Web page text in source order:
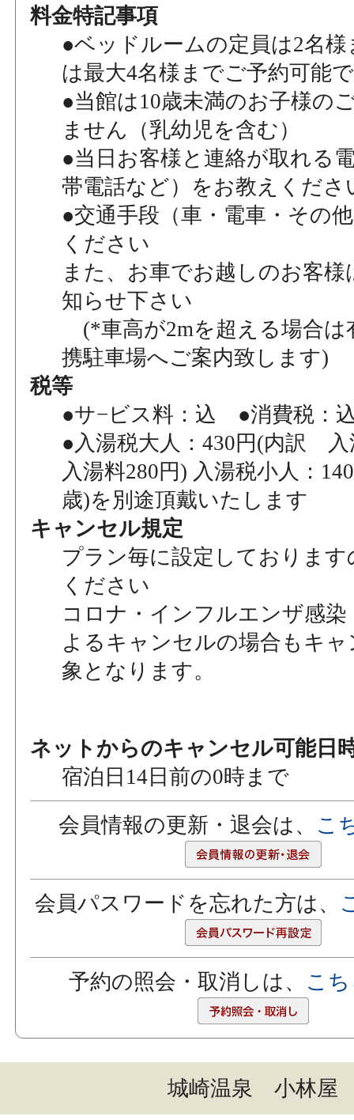
料金特記事項
●ベッドルームの定員は2名様
は最大4名様までご予約可能
●当館は10歳未満のお子様の
ません（乳幼児を含む）
●当日お客様と連絡が取れる
帯電話など）をお教えくださ
●交通手段（車・電車・その
ください
また、お車でお越しのお客様
知らせ下さい
(*車高が2mを超える場合は
携駐車場へご案内致します)
税等
●サ−ビス料：込 ●消費税：
●入湯税大人：430円(内訳 入
入湯料280円) 入湯税小人：
歳)を別途頂戴いたします
キャンセル規定
プラン毎に設定しております
ください
コロナ・インフルエンザ感染
よるキャンセルの場合もキ
象となります。
ネットからのキャンセル可能日
宿泊日14日前の0時まで
会員情報の更新・退会は、 こ
会員パスワードを忘れた方は、
予約の照会・取消しは、 こ
城崎温泉 小林屋